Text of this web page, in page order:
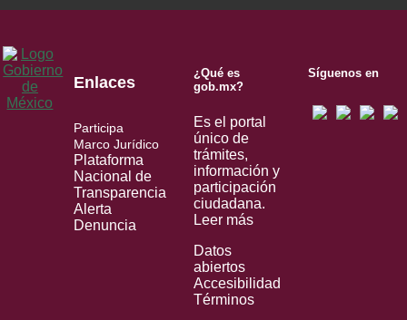
Enlaces
Participa
Marco Jurídico
Plataforma
Nacional de
Transparencia
Alerta
Denuncia
¿Qué es
gob.mx?
Es el portal
único de
trámites,
información y
participación
ciudadana.
Leer más
Datos
abiertos
Accesibilidad
Términos
Síguenos en